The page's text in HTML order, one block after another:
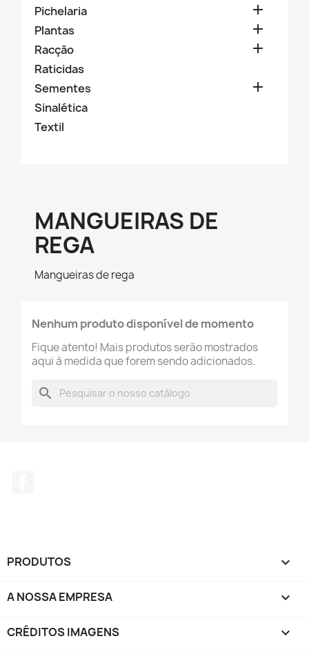
Pichelaria 
Plantas 
Racção 
Raticidas
Sementes

Sinalética
Textil
MANGUEIRAS DE
REGA
Mangueiras de rega
Nenhum produto disponível de momento
Fique atento! Mais produtos serão mostrados
aqui à medida que forem sendo adicionados.
search
PRODUTOS 
A NOSSA EMPRESA 
CRÉDITOS IMAGENS 